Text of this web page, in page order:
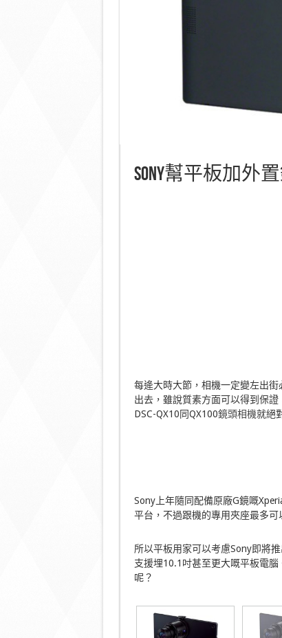
Sony幫平板加外
每逄大時大節，相機一定變左出
出去，雖說質素方面可以得到保
DSC-QX10同QX100鏡頭相機就絕
Sony上年隨同配備原廠G鏡嘅
平台，不過跟機的專用夾座最多可
所以平板用家可以考慮Sony即將
支援埋10.1吋甚至更大嘅平板電
呢？